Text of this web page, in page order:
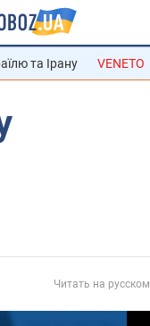
та Ірану VENETO
Читать на русском